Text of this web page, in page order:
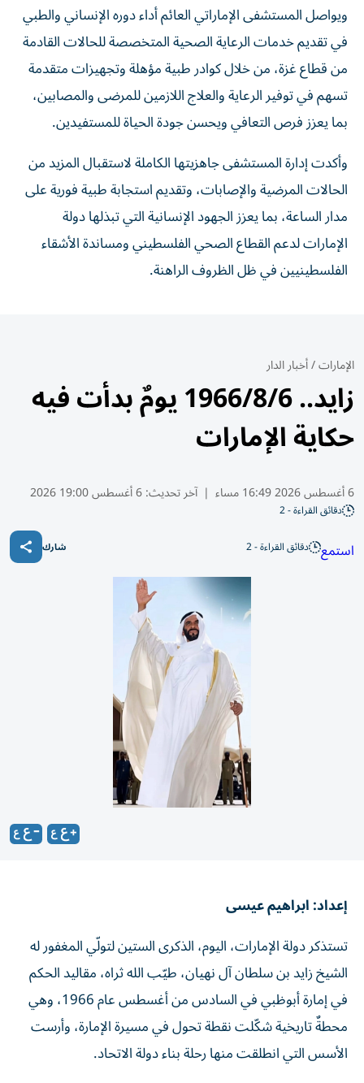
ويواصل المستشفى الإماراتي العائم أداء دوره الإنساني والطبي
في تقديم خدمات الرعاية الصحية المتخصصة للحالات القادمة
من قطاع غزة، من خلال كوادر طبية مؤهلة وتجهيزات متقدمة
تسهم في توفير الرعاية والعلاج اللازمين للمرضى والمصابين،
بما يعزز فرص التعافي ويحسن جودة الحياة للمستفيدين.
وأكدت إدارة المستشفى جاهزيتها الكاملة لاستقبال المزيد من
الحالات المرضية والإصابات، وتقديم استجابة طبية فورية على
مدار الساعة، بما يعزز الجهود الإنسانية التي تبذلها دولة
الإمارات لدعم القطاع الصحي الفلسطيني ومساندة الأشقاء
الفلسطينيين في ظل الظروف الراهنة.
الإمارات/أخبار الدار
زايد.. 1966/8/6 يومٌ بدأت فيه
حكاية الإمارات
6 أغسطس 2026 16:49 مساء | آخر تحديث:6 أغسطس 19:00 2026
دقائق القراءة - 2
استمع دقائق القراءة - 2 شارك
تستذكر دولة الإمارات، اليوم، الذكرى الستين لتولّي المغفور له
الشيخ زايد بن سلطان آل نهيان، طيّب الله ثراه، مقاليد الحكم
في إمارة أبوظبي في السادس من أغسطس عام 1966، وهي
محطةٌ تاريخية شكّلت نقطة تحول في مسيرة الإمارة، وأرست
الأسس التي انطلقت منها رحلة بناء دولة الاتحاد.